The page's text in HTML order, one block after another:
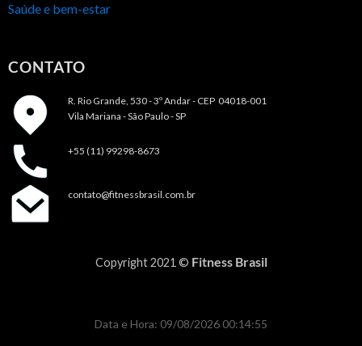
Saúde e bem-estar
CONTATO
R. Rio Grande, 530 - 3º Andar - CEP 04018-001
Vila Mariana - São Paulo - SP
+55 (11) 99298-8673
contato@fitnessbrasil.com.br
Copyright 2021 © Fitness Brasil
Data e Hora: 09/08/2026 00:14:55